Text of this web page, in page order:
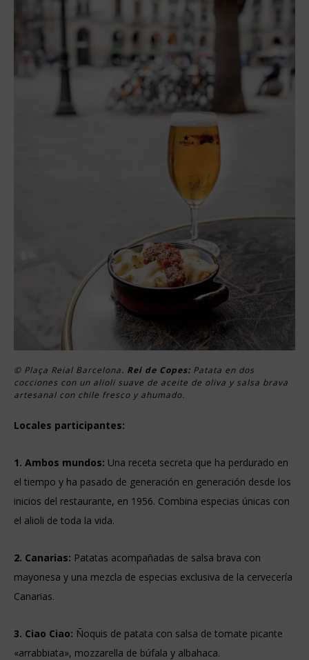
© Plaça Reial Barcelona. Rei de Copes: Patata en dos
cocciones con un alioli suave de aceite de oliva y salsa brava
artesanal con chile fresco y ahumado.
Locales participantes:
1. Ambos mundos: Una receta secreta que ha perdurado en
el tiempo y ha pasado de generación en generación desde los
inicios del restaurante, en 1956. Combina especias únicas con
el alioli de toda la vida.
2. Canarias: Patatas acompañadas de salsa brava con
mayonesa y una mezcla de especias exclusiva de la cervecería
Canarias.
3. Ciao Ciao: Ñoquis de patata con salsa de tomate picante
«arrabbiata», mozzarella de búfala y albahaca.